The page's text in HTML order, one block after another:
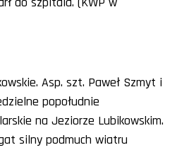
Asp. szt. Paweł Szmyt i
popołudnie
na Jeziorze Lubikowskim.
silny podmuch wiatru